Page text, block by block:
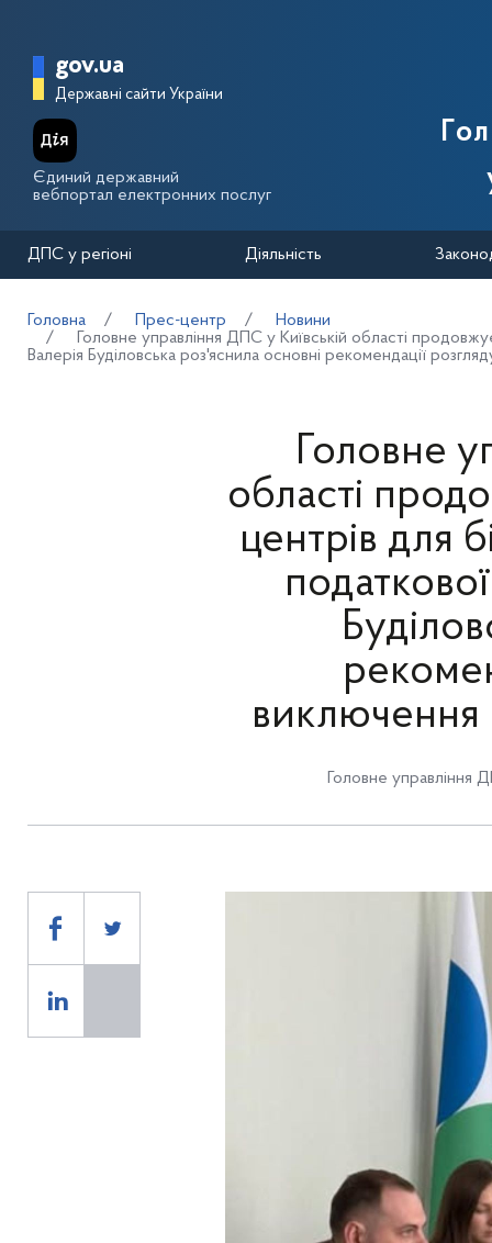
Головна сторінка Державної
gov.ua
Державні сайти України
Єдиний державний
вебпортал електронних послуг
ДПС у регіоні Діяльність
Головна Прес-центр
Новини
Головне управління ДПС у Київській області
Валерія Буділовська роз'яснила основні рекомендації
Головне
області
центрів для
виключення
Головне управління